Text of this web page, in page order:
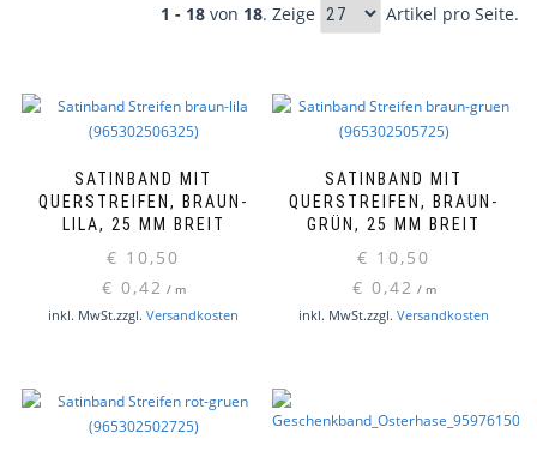
1 - 18 von 18. Zeige Artikel pro Seite.
SATINBAND MIT
QUERSTREIFEN, BRAUN-
LILA, 25 MM BREIT
€ 10,50
€ 0,42 / m
inkl. MwSt.zzgl. Versandkosten
SATINBAND MIT
QUERSTREIFEN, BRAUN-
GRÜN, 25 MM BREIT
€ 10,50
€ 0,42 / m
inkl. MwSt.zzgl. Versandkosten